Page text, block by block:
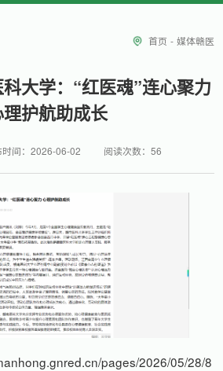
首页 - 媒体赣医
大学：“红医魂”连心聚力
护航助成长
时间：2026-06-02 阅读次数： 56
pages/2026/05/28/8